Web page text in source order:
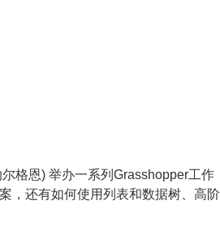
格恩) 举办一系列Grasshopper工作
，还有如何使用列表和数据树、高阶